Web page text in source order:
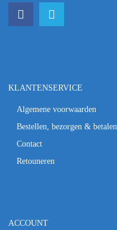
KLANTENSERVICE
Algemene voorwaarden
Bestellen, bezorgen & betalen
Contact
Retouneren
ACCOUNT